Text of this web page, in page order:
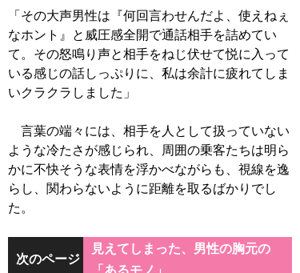
「その大声男性は『何回言わせんだよ、使えねぇ
なホント』と威圧感全開で通話相手を詰めてい
て。その怒鳴り声と相手をねじ伏せて悦に入って
いる感じの話しっぷりに、私は余計に疲れてしま
いクラクラしました」
言葉の端々には、相手を人として扱っていない
ような冷たさが感じられ、周囲の乗客たちは明ら
かに不快そうな表情を浮かべながらも、視線を逸
らし、関わらないように距離を取るばかりでし
た。
次のページ
見えてしまった、男性の胸元の